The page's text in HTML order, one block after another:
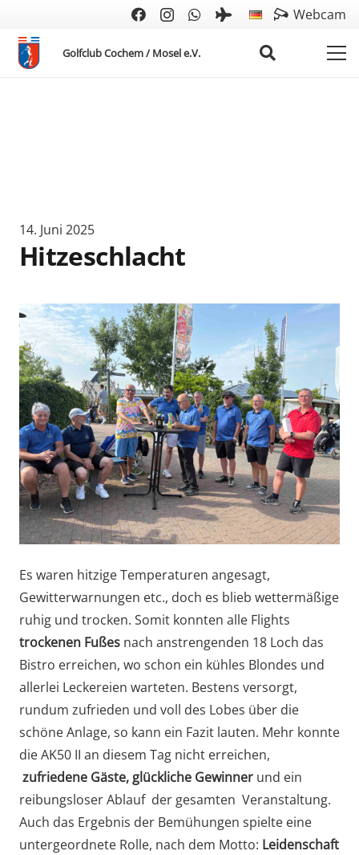
Webcam
Golfclub Cochem / Mosel e.V.
14. Juni 2025
Hitzeschlacht
Es waren hitzige Temperaturen angesagt,
Gewitterwarnungen etc., doch es blieb wettermäßige
ruhig und trocken. Somit konnten alle Flights
trockenen Fußes nach anstrengenden 18 Loch das
Bistro erreichen, wo schon ein kühles Blondes und
allerlei Leckereien warteten. Bestens versorgt,
rundum zufrieden und voll des Lobes über die
schöne Anlage, so kann ein Fazit lauten. Mehr konnte
die AK50 II an diesem Tag nicht erreichen,
zufriedene Gäste, glückliche Gewinner und ein
reibungsloser Ablauf der gesamten Veranstaltung.
Auch das Ergebnis der Bemühungen spielte eine
untergeordnete Rolle, nach dem Motto: Leidenschaft